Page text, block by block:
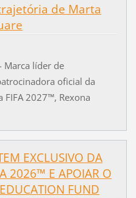
de Marta
líder de
oficial da
FIFA 2027™, Rexona
EXCLUSIVO DA
2026™ E APOIAR O
FUND